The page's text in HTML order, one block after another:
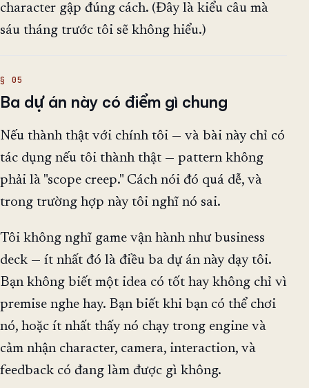
character gập đúng cách. (Đây là kiểu câu mà
sáu tháng trước tôi sẽ không hiểu.)
Ba dự án này có điểm gì chung
Nếu thành thật với chính tôi — và bài này chỉ có
tác dụng nếu tôi thành thật — pattern không
phải là "scope creep." Cách nói đó quá dễ, và
trong trường hợp này tôi nghĩ nó sai.
Tôi không nghĩ game vận hành như business
deck — ít nhất đó là điều ba dự án này dạy tôi.
Bạn không biết một idea có tốt hay không chỉ vì
premise nghe hay. Bạn biết khi bạn có thể chơi
nó, hoặc ít nhất thấy nó chạy trong engine và
cảm nhận character, camera, interaction, và
feedback có đang làm được gì không.